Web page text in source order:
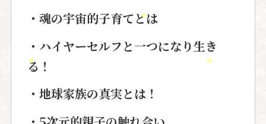
・魂の宇宙的子育てとは
・ハイヤーセルフと一つになり生き
る！
・地球家族の真実とは！